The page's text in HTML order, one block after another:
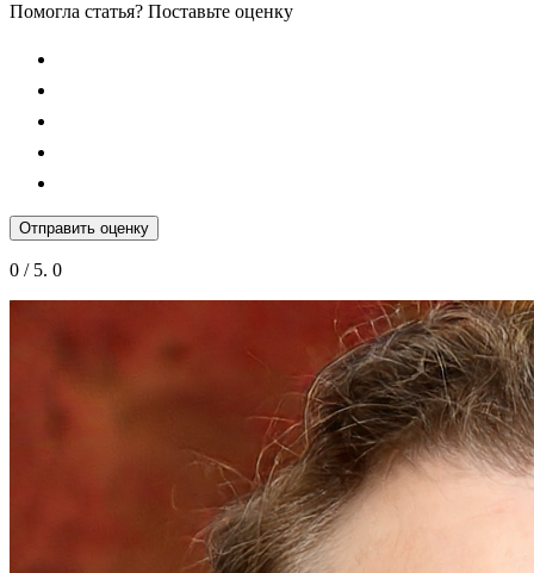
Помогла статья? Поставьте оценку
Отправить оценку
0 / 5. 0